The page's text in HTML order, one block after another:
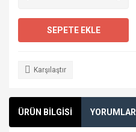
SEPETE EKLE
Karşılaştır
ÜRÜN BİLGİSİ YORUMLAR